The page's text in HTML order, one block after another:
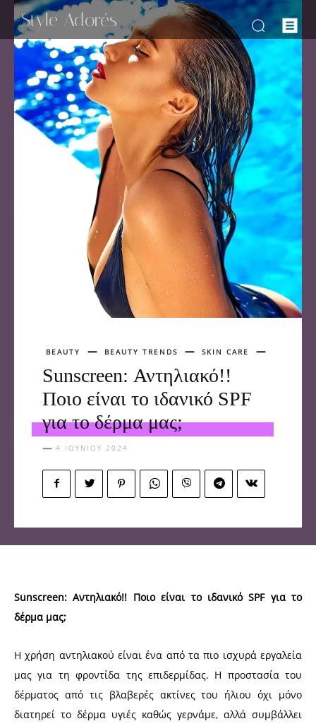
-Style Adorés
BEAUTY BEAUTY TRENDS SKIN CARE
Sunscreen: Αντηλιακό!!
Ποιο είναι το ιδανικό SPF
για το δέρμα μας;
4 ΙΟΥΝΊΟΥ 2024
Sunscreen: Αντηλιακό!! Ποιο είναι το ιδανικό SPF για το
δέρμα μας;
Η χρήση αντηλιακού είναι ένα από τα πιο ισχυρά εργαλεία
μας για τη φροντίδα της επιδερμίδας. Η προστασία του
δέρματος από τις βλαβερές ακτίνες του ήλιου όχι μόνο
διατηρεί το δέρμα υγιές καθώς γερνάμε, αλλά συμβάλλει